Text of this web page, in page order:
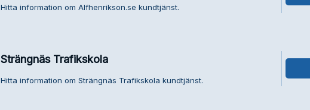
Hitta information om Alfhenrikson.se kundtjänst.
Strängnäs Trafikskola
Hitta information om Strängnäs Trafikskola kundtjänst.